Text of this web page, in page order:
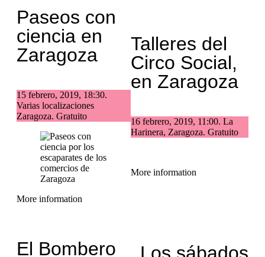
Paseos con
ciencia en
Zaragoza
15 febrero, 2019, 18:30.
Varias localizaciones
Zaragoza. Gratuito
More information
Talleres del
Circo Social,
en Zaragoza
16 febrero, 2019, 11:00. La
Harinera, Zaragoza. Gratuito
More information
El Bombero
Los sábados